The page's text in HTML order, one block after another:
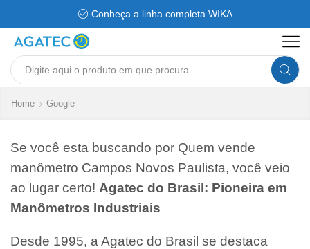
Conheça a linha completa WIKA
Search
Home Google
Se você esta buscando por Quem vende
manômetro Campos Novos Paulista, você veio
ao lugar certo! Agatec do Brasil: Pioneira em
Manômetros Industriais
Desde 1995, a Agatec do Brasil se destaca